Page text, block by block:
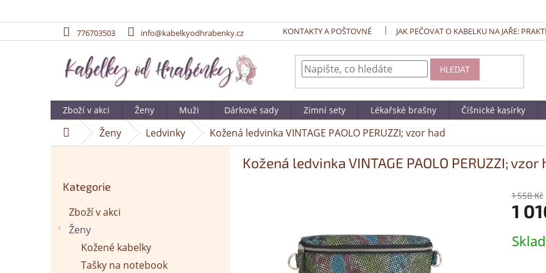
776703503 info@kabelkyodhrabenky.cz KONTAKTY A POŠTOVNÉ JAK PEČOVAT O KABELKU NA JAŘE:
HLEDAT
Zboží v akci Ženy Muži Dárkové sady Zimní sety Lékařské brašny Číšnické kasírky
DomůŽeny Ledvinky Kožená ledvinka VINTAGE PAOLO PERUZZI; vzor had
kategorie
Kategorie
Zboží v akci
Ženy
Kožené kabelky
Tašky na notebook
Kožená ledvinka VINTAGE PAOLO PERUZZI; vzor
1 558 Kč
1
cena: